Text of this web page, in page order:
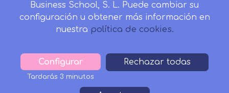
958 050 746
Horario de atención al cliente:
Lunes a viernes: 9.00h a 20.00h.
formacion@inesalud.com
Business School, S. L. Puede cambiar su
configuración u obtener más información en
nuestra política de cookies.
Configurar
Tardarás 3 minutos
Rechazar todas
Withdraw
consent